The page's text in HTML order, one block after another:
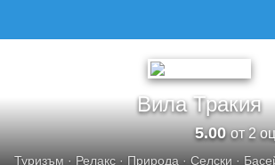
Вила Тракия
5.00от 2
Туризъм· Релакс· Природа· Селски·